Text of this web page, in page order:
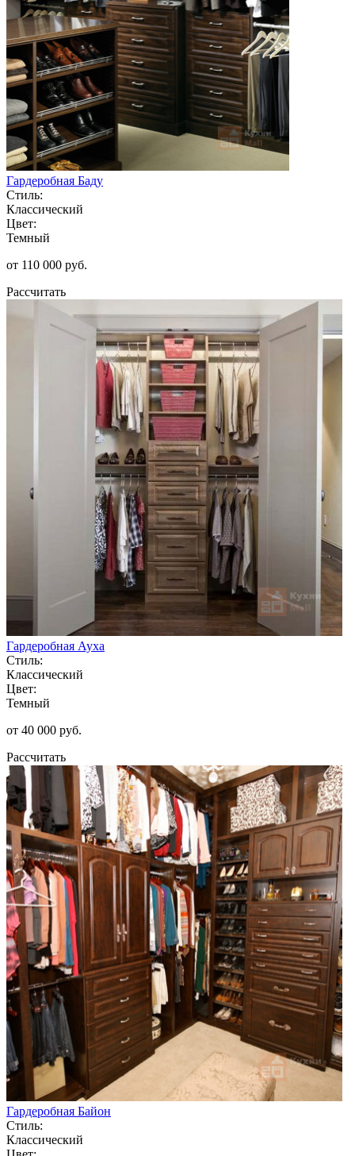
Гардеробная Баду
Стиль:
Классический
Цвет:
Темный
от 110 000 руб.
Рассчитать
Гардеробная Ауха
Стиль:
Классический
Цвет:
Темный
от 40 000 руб.
Рассчитать
Гардеробная Байон
Стиль:
Классический